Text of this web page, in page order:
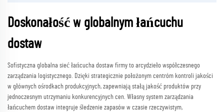
Doskonałość w globalnym łańcuchu
dostaw
Sofistyczna globalna sieć łańcucha dostaw firmy to arcydzieło współczesnego
zarządzania logistycznego. Dzięki strategicznie położonym centróm kontroli jakości
w głównych ośrodkach produkcyjnych, zapewniają stałą jakość produktów przy
jednoczesnym utrzymaniu konkurencyjnych cen. Własny system zarządzania
łańcuchem dostaw integruje śledzenie zapasów w czasie rzeczywistym,